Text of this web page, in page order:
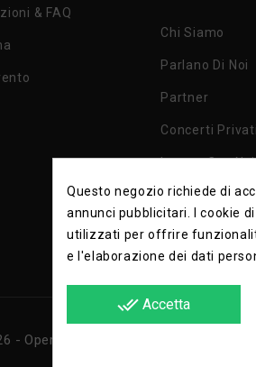
& FAQ
Chi Siamo
Parlano Di Noi
Partner
Concerti Privati
Lavora Con Noi
Privacy Policy
- Opera e Lirica Srls
Questo negozio richiede di
annunci pubblicitari. I cookie
utilizzati per offrire
e l'elaborazione dei dati
done_all Accetta